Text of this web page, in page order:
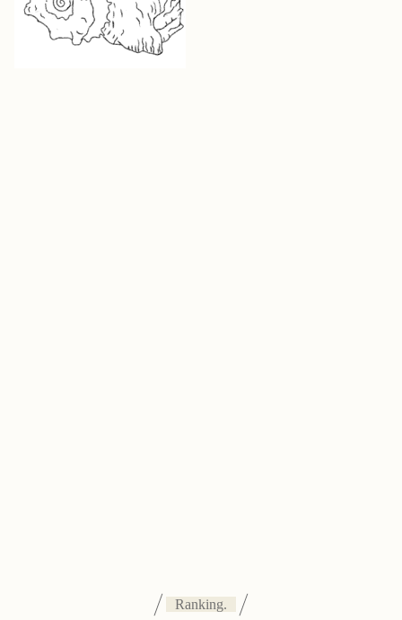
Ranking.